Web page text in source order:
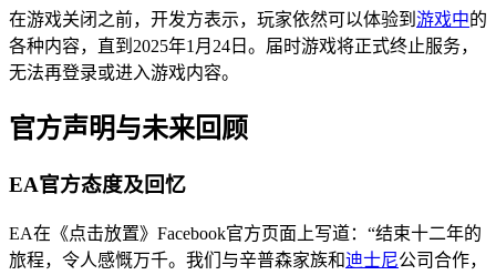
在游戏关闭之前，开发方表示，玩家依然可以体验到 游戏中的
各种内容，直到2025年1月24日。届时游戏将正式终止服务，
无法再登录或进入游戏内容。
官方声明与未来回顾
EA官方态度及回忆
EA在《点击放置》Facebook官方页面上写道：“结束十二年的
旅程，令人感慨万千。我们与辛普森家族和迪士尼公司合作，